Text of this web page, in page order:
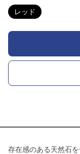
レッド
存在感のある天然石